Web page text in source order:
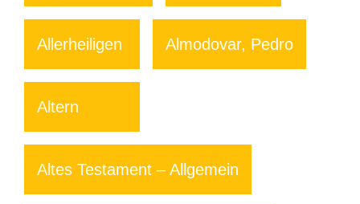
Allerheiligen Almodovar, Pedro
Altern
Altes Testament – Allgemein